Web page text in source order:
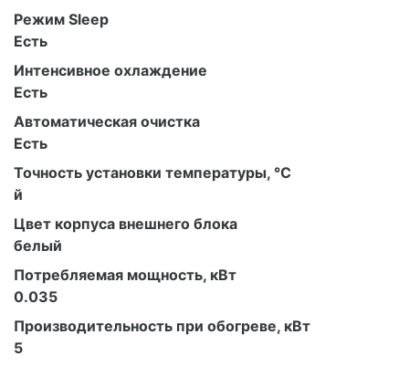
Режим Sleep
Есть
Интенсивное охлаждение
Есть
Автоматическая очистка
Есть
Точность установки температуры, °С
й
Цвет корпуса внешнего блока
белый
Потребляемая мощность, кВт
0.035
Производительность при обогреве, кВт
5